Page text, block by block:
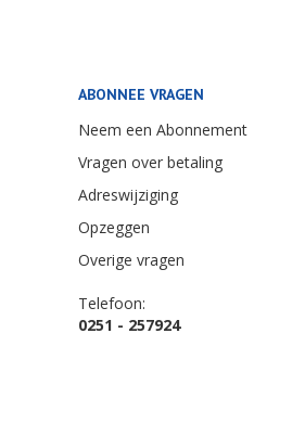
ABONNEE VRAGEN
Neem een Abonnement
Vragen over betaling
Adreswijziging
Opzeggen
Overige vragen
Telefoon:
0251 - 257924